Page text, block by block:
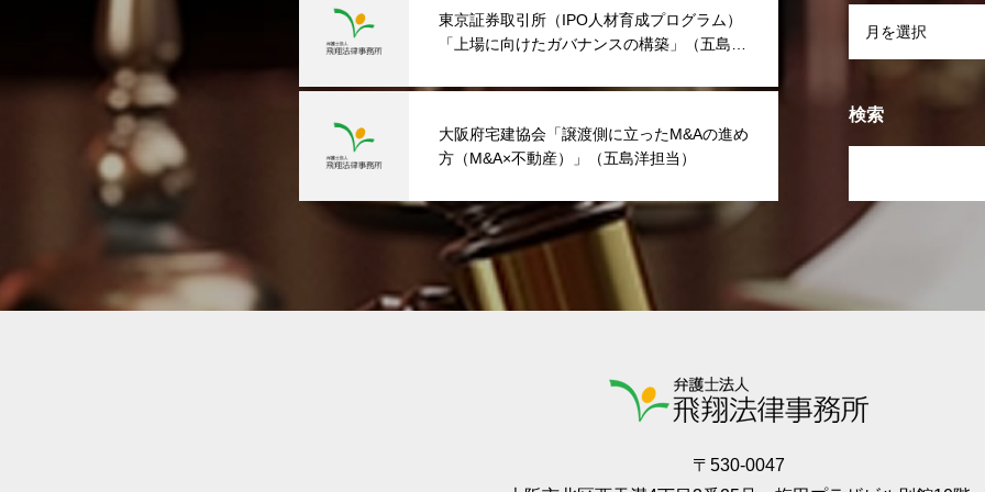
東京証券取引所（IPO人材育成プログラム）
「上場に向けたガバナンスの構築」（五島洋
大阪府宅建協会「譲渡側に立ったM&Aの進め
方（M&A×不動産）」（五島洋担当）
検索
〒530-0047